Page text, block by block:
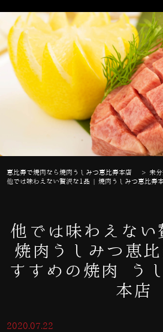
恵比寿で焼肉なら焼肉うしみつ恵比寿本店 >未
他では味わえない贅沢な1品 | 焼肉うしみつ恵比寿
他では味わえない
焼肉うしみつ恵
すすめの焼肉 う
本店
2020.07.22